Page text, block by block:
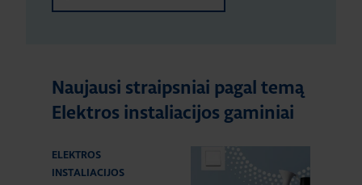
Naujausi straipsniai pagal temą
Elektros instaliacijos gaminiai
ELEKTROS
INSTALIACIJOS